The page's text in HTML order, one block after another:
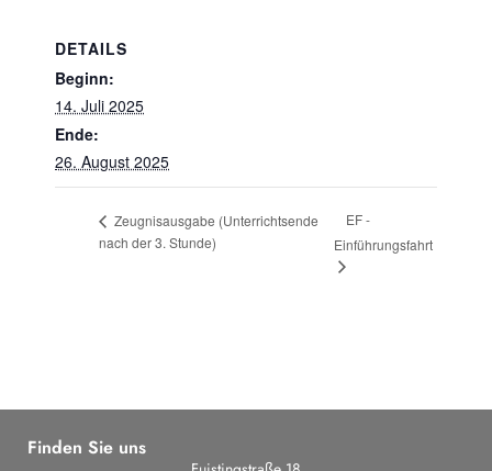
DETAILS
Beginn:
14. Juli 2025
Ende:
26. August 2025
Zeugnisausgabe (Unterrichtsende
nach der 3. Stunde)
EF -
Einführungsfahrt
Finden Sie uns